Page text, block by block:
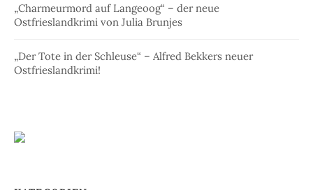
„Charmeurmord auf Langeoog“ – der neue
Ostfrieslandkrimi von Julia Brunjes
„Der Tote in der Schleuse“ – Alfred Bekkers neuer
Ostfrieslandkrimi!